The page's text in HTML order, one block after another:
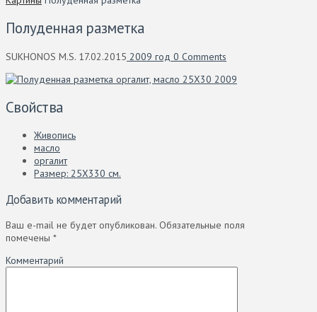
Полуденная разметка
SUKHONOS M.S. 17.02.2015 2009 год 0 Comments
Свойства
Живопись
масло
оргалит
Размер: 25Х330 см.
Добавить комментарий
Ваш e-mail не будет опубликован. Обязательные поля
помечены *
Комментарий